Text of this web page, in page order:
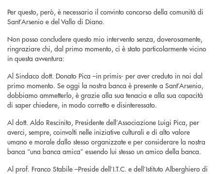
Per questo, però, è necessario il convinto concorso della comunità di
Sant’Arsenio e del Vallo di Diano.
Non posso concludere questo mio intervento senza, doverosamente,
ringraziare chi, dal primo momento, ci è stato particolarmente vicino
in questa avventura:
Al Sindaco dott. Donato Pica –in primis- per aver creduto in noi dal
primo momento. Se oggi la nostra banca è presente a Sant’Arsenio,
dobbiamo ammetterlo, è grazie alla sua tenacia e alla sua capacità
di saper chiedere, in modo corretto e disinteressato.
Al dott. Aldo Rescinito, Presidente dell’Associazione Luigi Pica, per
averci, sempre, coinvolti nelle iniziative culturali e di alto valore
umano e morale dallo stesso organizzate e per considerare la nostra
banca “una banca amica” essendo lui stesso un amico della banca.
Al prof. Franco Stabile –Preside dell’I.T.C. e dell’Istituto Alberghiero di